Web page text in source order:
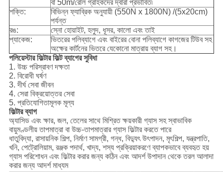
বা 50m/রোল গ্রাহকদের দ্বারা প্রভাবিত৷
শক্তি:
বিভিন্ন ফ্যাব্রিক অনুযায়ী (550N x 1800N) /(5x20cm)
পর্যন্ত
রঙ:
স্নো হোয়াইট, হলুদ, ধূসর, কালো এবং তাই
প্যাকেজ:
ভিতরের পলিব্যাগে এবং বাইরের বোনা পলিব্যাগে কাগজের টিউব সহ
অক্ষের কার্টনের ভিতরে যেকোনো মাত্রায় ব্যাগ সহ।
পলিয়েস্টার ফিল্টার ফিল্ট ব্যাগের সুবিধা
1. উচ্চ পরিস্রাবণ দক্ষতা
2. বিরোধী ঘর্ষণ
3. দীর্ঘ সেবা জীবন
4. সেরা বিক্রয়োত্তর সেবা
5. প্রতিযোগিতামূলক মূল্য
ফিল্টার ব্যাগ
অ্যাসিড এবং ক্ষার, জল, তেলের সাথে মিশ্রিত ক্ষয়কারী গ্যাস সহ স্বাভাবিক
বায়ুমণ্ডলীয় তাপমাত্রা বা উচ্চ-তাপমাত্রার গ্যাস ফিল্টার করতে পারে
ধাতুবিদ্যা, রাসায়নিক শিল্প, নির্মাণ সামগ্রী, গন্ধ, বিদ্যুৎ উৎপাদন, মৃৎশিল্প, যন্ত্রপাতি,
খনি, পেট্রোলিয়াম, রঞ্জক পদার্থ, খাদ্য, শস্য প্রক্রিয়াকরণে ব্যাপকভাবে ব্যবহৃত হয়
গ্যাস পরিশোধন এবং ফিল্টার করার জন্য কঠিন এবং আদর্শ উপাদান থেকে তরল আলাদা
করার জন্য আদর্শ মাধ্যম